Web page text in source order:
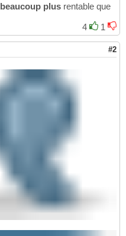
beaucoup plus rentable que
4
1
#2